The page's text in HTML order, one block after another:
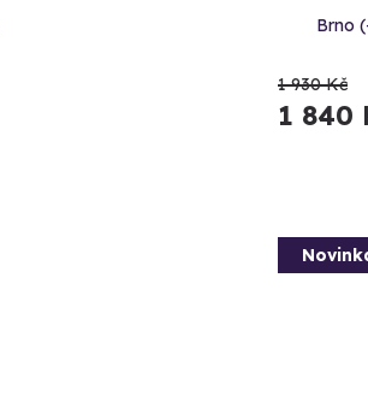
Brno
1 930 Kč
1 840